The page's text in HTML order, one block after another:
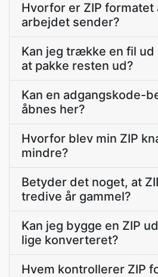
Hvorfor er ZIP formatet
arbejdet sender?
Kan jeg trække en fil ud
at pakke resten ud?
Kan en adgangskode-
åbnes her?
Hvorfor blev min ZIP
mindre?
Betyder det noget, at
tredive år gammel?
Kan jeg bygge en ZIP
lige konverteret?
Hvem kontrollerer ZIP